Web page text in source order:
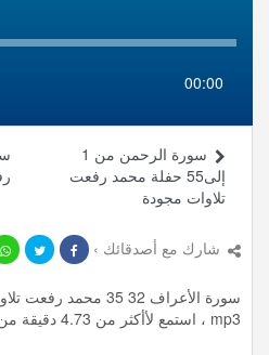
00:00
سورة الرحمن من 1
إلى55 حفلة محمد رفعت
تلاوات مجودة
شارك مع أصدقائك ›
سورة الأعراف 32 35
mp3 ، استمع لأأكثر من 4.73 دقيقة من تلاوات المميزة مجانا.